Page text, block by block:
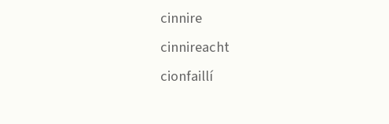
cinnire
cinnireacht
cionfaillí